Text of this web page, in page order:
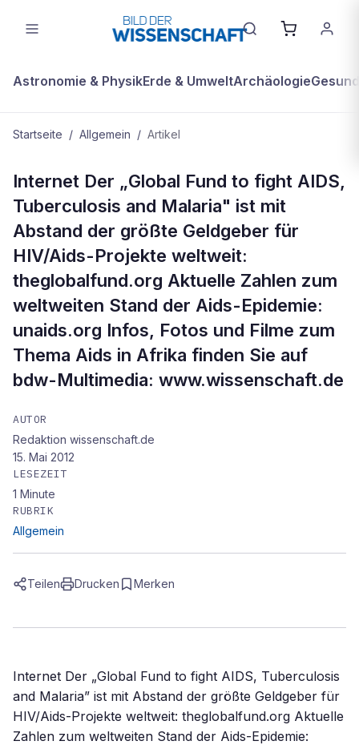
Astronomie & PhysikErde & UmweltArchäologie
Startseite / Allgemein / Artikel
Mehr zum Thema
Internet Der „Global Fund to fight AIDS,
Tuberculosis and Malaria" ist mit
Abstand der größte Geldgeber für
HIV/Aids-Projekte weltweit:
theglobalfund.org Aktuelle Zahlen zum
weltweiten Stand der Aids-Epidemie:
unaids.org Infos, Fotos und Filme zum
Thema Aids in Afrika finden Sie auf
bdw-Multimedia: www.wissenschaft.de
AUTOR
Redaktion wissenschaft.de
15. Mai 2012
LESEZEIT
1 Minute
RUBRIK
Allgemein
Teilen Drucken Merken
Internet Der „Global Fund to fight AIDS, Tuberculosis
and Malaria” ist mit Abstand der größte Geldgeber für
HIV/Aids-Projekte weltweit: theglobalfund.org Aktuelle
Zahlen zum weltweiten Stand der Aids-Epidemie: